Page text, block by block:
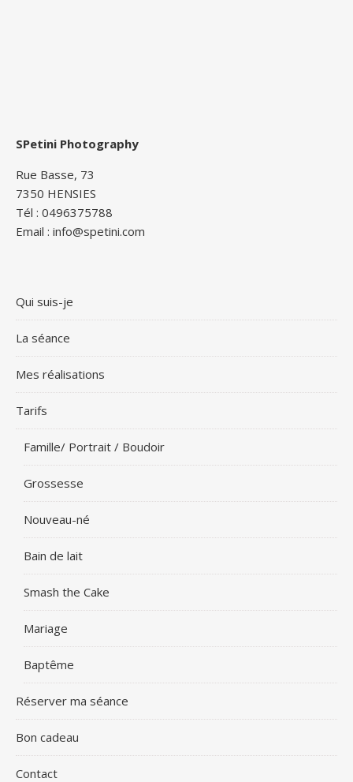
SPetini Photography
Rue Basse, 73
7350 HENSIES
Tél : 0496375788
Email : info@spetini.com
Qui suis-je
La séance
Mes réalisations
Tarifs
Famille/ Portrait / Boudoir
Grossesse
Nouveau-né
Bain de lait
Smash the Cake
Mariage
Baptême
Réserver ma séance
Bon cadeau
Contact